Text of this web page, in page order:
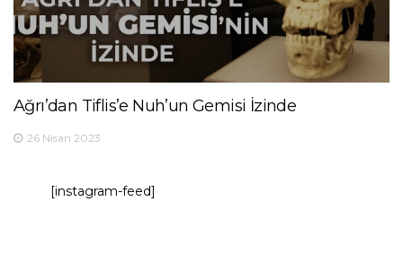
Ağrı’dan Tiflis’e Nuh’un Gemisi İzinde
26 Nisan 2023
[instagram-feed]